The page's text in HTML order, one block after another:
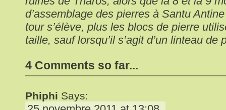
d’assemblage des pierres à Santu
tour s’élève, plus les blocs de pierre
taille, sauf lorsqu’il s’agit d’un linteau
4 Comments so far...
Phiphi Says: